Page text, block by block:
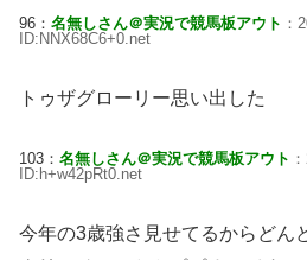
96： 名無しさん＠実況で競馬板アウト ：
ID:NNX68C6+0.net
トゥザグローリー思い出した
103： 名無しさん＠実況で競馬板アウト
ID:h+w42pRt0.net
今年の3歳強さ見せてるからどん